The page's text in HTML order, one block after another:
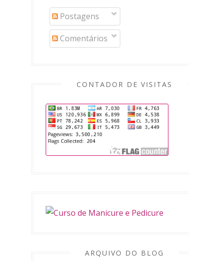
Postagens
Comentários
CONTADOR DE VISITAS
ARQUIVO DO BLOG